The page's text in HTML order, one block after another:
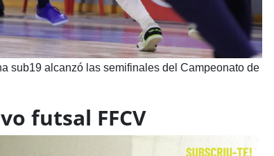
sub19 alcanzó las semifinales del Campeonato de
futsal FFCV